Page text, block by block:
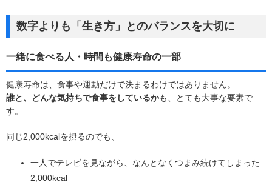
数字よりも「生き方」とのバランスを大切に
一緒に食べる人・時間も健康寿命の一部
健康寿命は、食事や運動だけで決まるわけではありません。
誰と、どんな気持ちで食事をしているかも、とても大事な要素で
す。
同じ2,000kcalを摂るのでも、
一人でテレビを見ながら、なんとなくつまみ続けてしまった
2,000kcal